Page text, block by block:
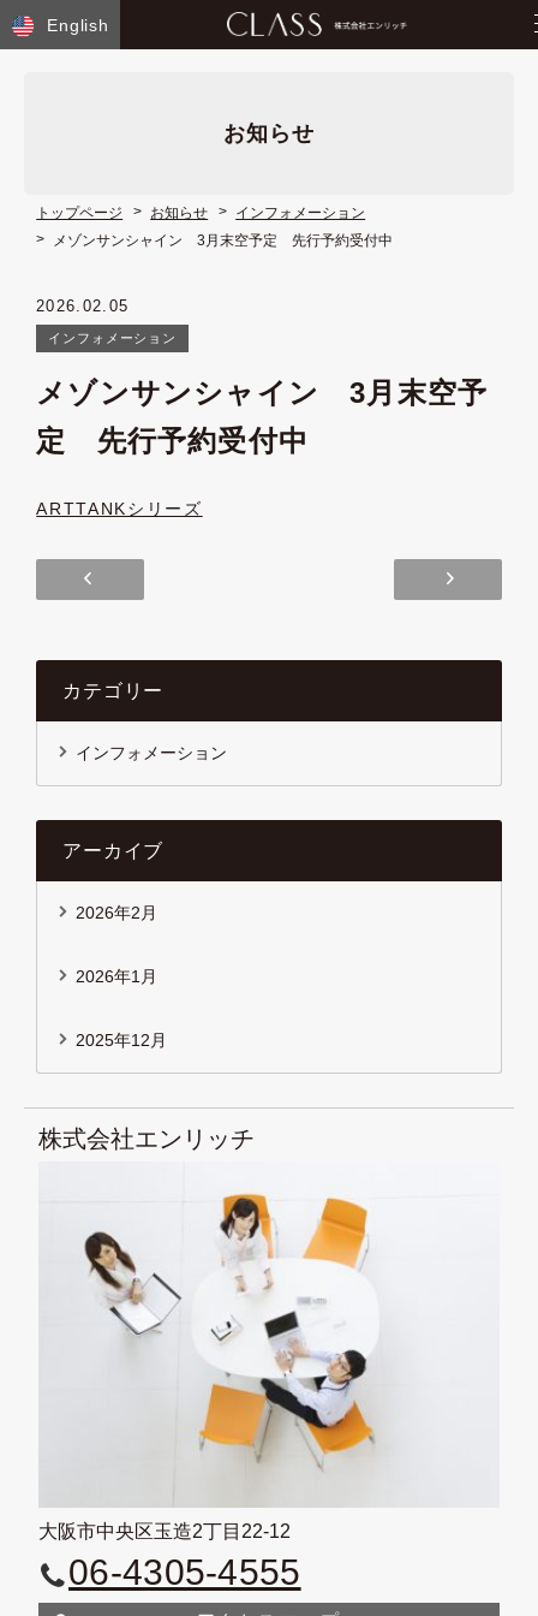
English
お知らせ
トップページ お知らせ
インフォメーション
メゾンサンシャイン 3月末空予定 先行予約受付中
2026.02.05
インフォメーション
メゾンサンシャイン 3月末空予
定 先行予約受付中
ARTTANKシリーズ
香里北マンション テナント先行募集
カテゴリー
インフォメーション
アーカイブ
2026年2月
2026年1月
2025年12月
株式会社エンリッチ
大阪市中央区玉造2丁目22-12
06-4305-4555